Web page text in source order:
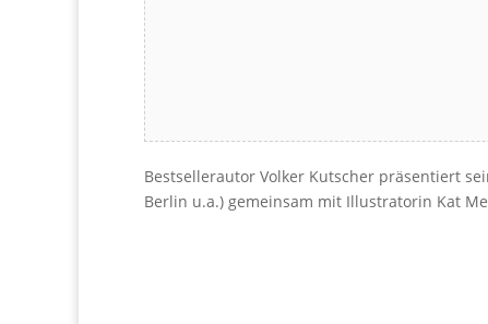
Bestsellerautor Volker Kutscher präsentiert
Berlin u.a.) gemeinsam mit Illustratorin Kat